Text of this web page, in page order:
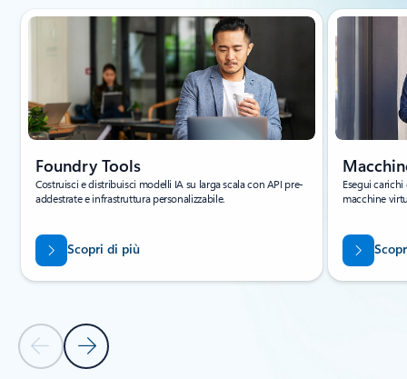
Visualizzazione della diapositiva 1 di 4
Diapositiva precedente
Diapositiva successiva
Foundry Tools
Costruisci e distribuisci modelli IA su larga scala con API pre-
addestrate e infrastruttura personalizzabile.
Scopri di più
Esegui
macchine